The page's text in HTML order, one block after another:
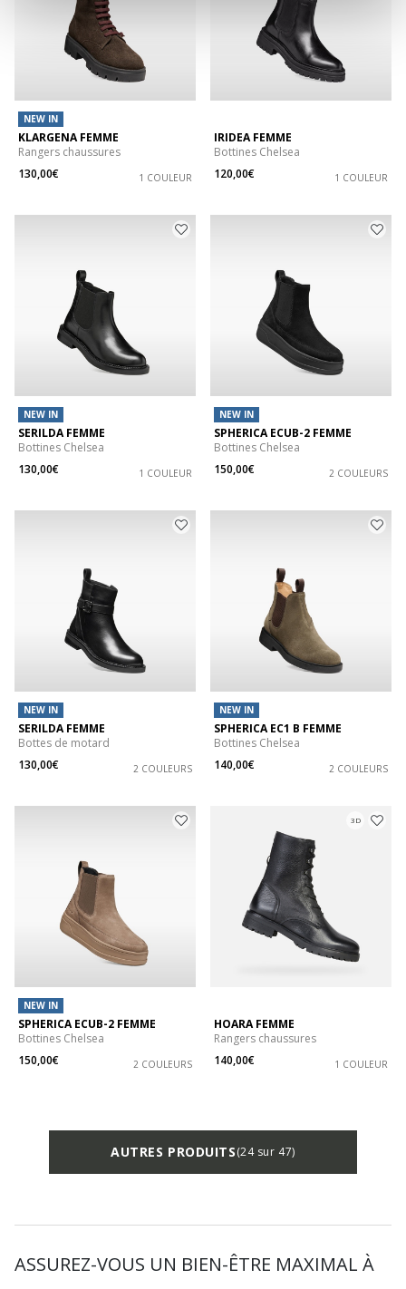
NEW IN
KLARGENA FEMME
Rangers chaussures
130,00€
1 COULEUR
IRIDEA FEMME
Bottines Chelsea
120,00€
1 COULEUR
NEW IN
SERILDA FEMME
Bottines Chelsea
130,00€
1 COULEUR
NEW IN
SPHERICA ECUB-2 FEMME
Bottines Chelsea
150,00€
2 COULEURS
NEW IN
SERILDA FEMME
Bottes de motard
130,00€
2 COULEURS
NEW IN
SPHERICA EC1 B FEMME
Bottines Chelsea
140,00€
2 COULEURS
NEW IN
SPHERICA ECUB-2 FEMME
Bottines Chelsea
150,00€
2 COULEURS
3D
HOARA FEMME
Rangers chaussures
140,00€
1 COULEUR
AUTRES PRODUITS(24 sur 47)
ASSUREZ-VOUS UN BIEN-ÊTRE MAXIMAL À